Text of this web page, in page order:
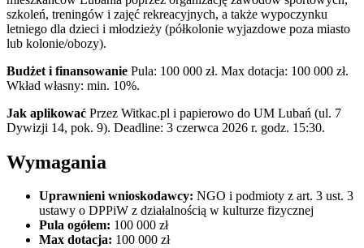
szkoleń, treningów i zajęć rekreacyjnych, a także wypoczynku
letniego dla dzieci i młodzieży (półkolonie wyjazdowe poza miasto
lub kolonie/obozy).
Budżet i finansowanie Pula: 100 000 zł. Max dotacja: 100 000 zł.
Wkład własny: min. 10%.
Jak aplikować Przez Witkac.pl i papierowo do UM Lubań (ul. 7
Dywizji 14, pok. 9). Deadline: 3 czerwca 2026 r. godz. 15:30.
Wymagania
Uprawnieni wnioskodawcy: NGO i podmioty z art. 3 ust. 3
ustawy o DPPiW z działalnością w kulturze fizycznej
Pula ogółem: 100 000 zł
Max dotacja: 100 000 zł